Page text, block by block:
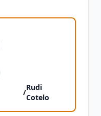
/
Rudi
Cotelo